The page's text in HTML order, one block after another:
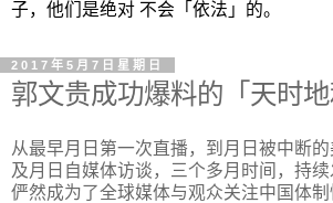
子，他们是绝对 不会「依法」的。
2017年5月7日星期日
郭文贵成功爆料的「天时地
从最早月日第一次直播，到月日被中断
及月日自媒体访谈，三个多月时间，持
俨然成为了全球媒体与观众关注中国体